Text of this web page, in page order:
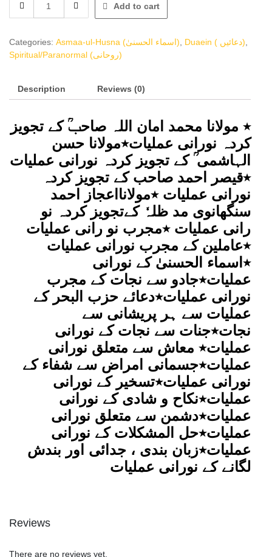
Amaliyat
October2021
نورانی
اکتوبر
2021@
خزینہ
کا
22
quantity
Add to cart
Categories: Asmaa-ul-Husna (اسماء الحسنیٰ) Duaein ( دعائیں)
Spiritual/Paranormal (روحانی)
Description Reviews (0)
٭ مولانا محمد امان اللہ صاحبؒ کے تجویز
کردہ نورانی عملیات٭مولانا حسن
الہاشمی ؒ کے تجویز کردہ نورانی عملیات
٭قیصر احمد صاحب کے تجویز کردہ
نورانی عملیات ٭مولانااعجاز احمد
سنگھانوی مد ظلہٗ کےتجویز کردہ نو
رانی عملیات ٭مجرب نو رانی عملیات
٭عاملین کے مجرب نورانی عملیات
٭اسماء الحسنیٰ کے نورانی
عملیات٭جادو سے نجات کے مجرب
نورانی عملیات٭دعائے حزب البحر کے
عملیات سے ہر پریشانی سے
نجات٭جنات سے نجات کے نورانی
عملیات٭ معاش سے متعلق نورانی
عملیات٭جسمانی امراض سے شفاء کے
نورانی عملیات٭تسخیر کے نورانی
عملیات٭نکاح و شادی کے نورانی
عملیات٭دشمن سے متعلق نورانی
عملیات٭حل المشکلات کے نورانی
عملیات٭زبان بندی ، جدائی اور بندش
لگانے کے نورانی عملیات
Reviews
There are no reviews yet.